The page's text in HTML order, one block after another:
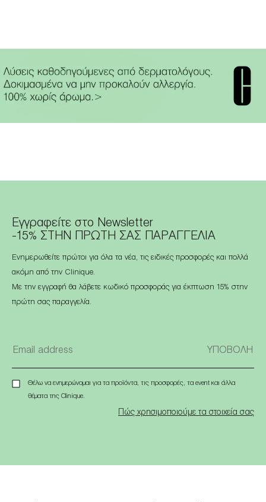
Εγγραφείτε στο Newsletter
-15% ΣΤΗΝ ΠΡΩΤΗ ΣΑΣ ΠΑΡΑΓΓΕΛΙΑ
Ενημερωθείτε πρώτοι για όλα τα νέα, τις ειδικές προσφορές και πολλά
ακόμη από την Clinique.
Με την εγγραφή θα λάβετε κωδικό προσφοράς για έκπτωση 15% στην
πρώτη σας παραγγελία.
Θέλω να ενημερώνομαι για τα προϊόντα, τις προσφορές, τα event και άλλα
θέματα της Clinique.
Πώς χρησιμοποιούμε τα στοιχεία σας